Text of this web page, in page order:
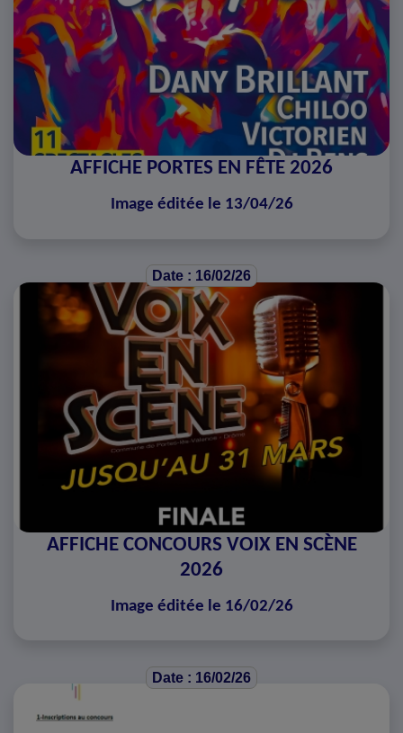
AFFICHE PORTES EN FÊTE 2026
Image éditée le 13/04/26
Date : 16/02/26
AFFICHE CONCOURS VOIX EN SCÈNE
2026
Image éditée le 16/02/26
Date : 16/02/26